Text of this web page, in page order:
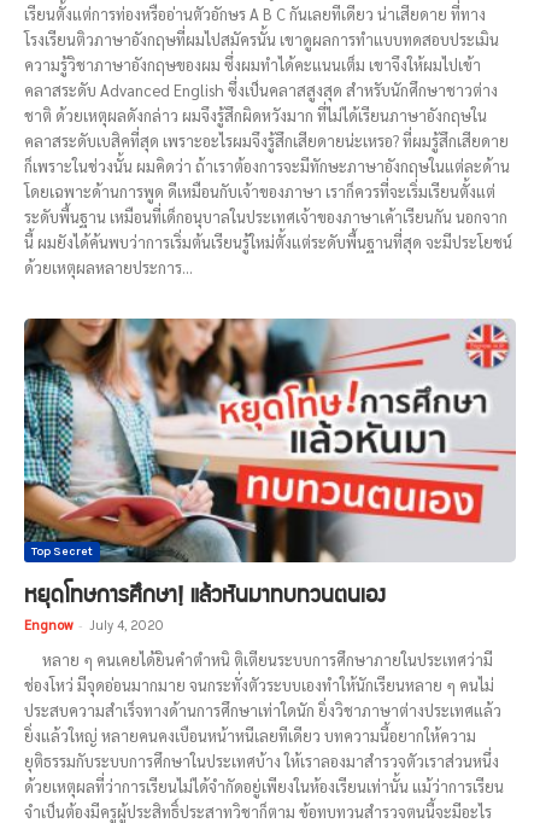
เรียนตั้งแต่การท่องหรืออ่านตัวอักษร A B C กันเลยทีเดียว น่าเสียดาย ที่ทาง
โรงเรียนติวภาษาอังกฤษที่ผมไปสมัครนั้น เขาดูผลการทำแบบทดสอบประเมิน
ความรู้วิชาภาษาอังกฤษของผม ซึ่งผมทำได้คะแนนเต็ม เขาจึงให้ผมไปเข้า
คลาสระดับ Advanced English ซึ่งเป็นคลาสสูงสุด สำหรับนักศึกษาชาวต่าง
ชาติ ด้วยเหตุผลดังกล่าว ผมจึงรู้สึกผิดหวังมาก ที่ไม่ได้เรียนภาษาอังกฤษใน
คลาสระดับเบสิคที่สุด เพราะอะไรผมจึงรู้สึกเสียดายน่ะเหรอ? ที่ผมรู้สึกเสียดาย
ก็เพราะในช่วงนั้น ผมคิดว่า ถ้าเราต้องการจะมีทักษะภาษาอังกฤษในแต่ละด้าน
โดยเฉพาะด้านการพูด ดีเหมือนกับเจ้าของภาษา เราก็ควรที่จะเริ่มเรียนตั้งแต่
ระดับพื้นฐาน เหมือนที่เด็กอนุบาลในประเทศเจ้าของภาษาเค้าเรียนกัน นอกจาก
นี้ ผมยังได้ค้นพบว่าการเริ่มต้นเรียนรู้ใหม่ตั้งแต่ระดับพื้นฐานที่สุด จะมีประโยชน์
ด้วยเหตุผลหลายประการ...
Top Secret
หยุดโทษการศึกษา! แล้วหันมาทบทวนตนเอง
Engnow - July 4, 2020
หลาย ๆ คนเคยได้ยินคำตำหนิ ติเตียนระบบการศึกษาภายในประเทศว่ามี
ช่องโหว่ มีจุดอ่อนมากมาย จนกระทั่งตัวระบบเองทำให้นักเรียนหลาย ๆ คนไม่
ประสบความสำเร็จทางด้านการศึกษาเท่าใดนัก ยิ่งวิชาภาษาต่างประเทศแล้ว
ยิ่งแล้วใหญ่ หลายคนคงเบือนหน้าหนีเลยทีเดียว บทความนี้อยากให้ความ
ยุติธรรมกับระบบการศึกษาในประเทศบ้าง ให้เราลองมาสำรวจตัวเราส่วนหนึ่ง
ด้วยเหตุผลที่ว่าการเรียนไม่ได้จำกัดอยู่เพียงในห้องเรียนเท่านั้น แม้ว่าการเรียน
จำเป็นต้องมีครูผู้ประสิทธิ์ประสาทวิชาก็ตาม ข้อทบทวนสำรวจตนนี้จะมีอะไร